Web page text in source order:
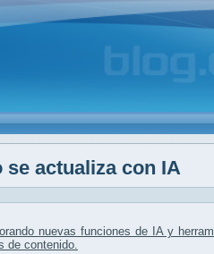
actualiza con IA
nuevas funciones de IAy
de contenido.